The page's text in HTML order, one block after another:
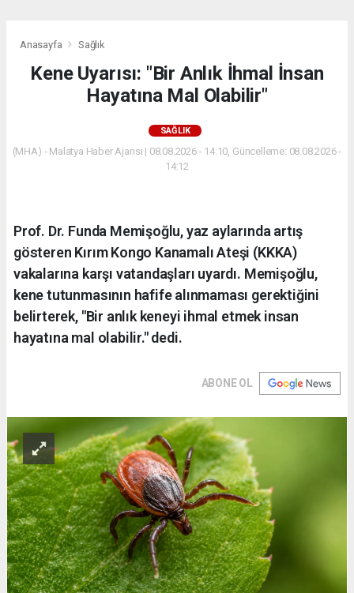
Anasayfa Sağlık
Kene Uyarısı: "Bir Anlık İhmal İnsan
Hayatına Mal Olabilir"
SAĞLIK
(MHA) - Malatya Haber Ajansı | 08.08.2026 - 14:10, Güncelleme: 08.08.2026 -
14:12
Prof. Dr. Funda Memişoğlu, yaz aylarında artış
gösteren Kırım Kongo Kanamalı Ateşi (KKKA)
vakalarına karşı vatandaşları uyardı. Memişoğlu,
kene tutunmasının hafife alınmaması gerektiğini
belirterek, "Bir anlık keneyi ihmal etmek insan
hayatına mal olabilir." dedi.
ABONE OL